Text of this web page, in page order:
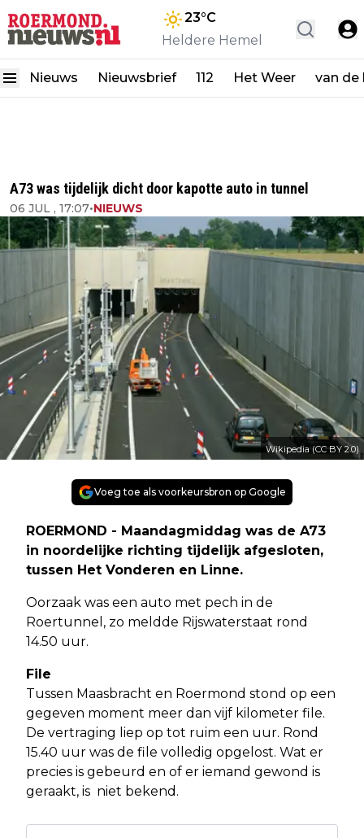
23°C
Heldere Hemel
Nieuws Nieuwsbrief 112 Het Weer van de
A73 was tijdelijk dicht door kapotte auto in tunnel
06 JUL , 17:07•NIEUWS
Wikipedia (CC BY 2.0)
Voeg toe als voorkeursbron op Google
ROERMOND - Maandagmiddag was de A73
in noordelijke richting tijdelijk afgesloten,
tussen Het Vonderen en Linne.
Oorzaak was een auto met pech in de
Roertunnel, zo meldde Rijswaterstaat rond
14.50 uur.
File
Tussen Maasbracht en Roermond stond op een
gegeven moment meer dan vijf kilometer file.
De vertraging liep op tot ruim een uur. Rond
15.40 uur was de file volledig opgelost. Wat er
precies is gebeurd en of er iemand gewond is
geraakt, is niet bekend.